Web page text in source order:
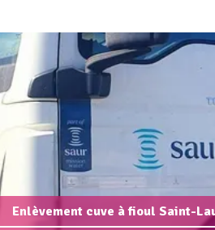
Enlèvement cuve à fioul Saint-